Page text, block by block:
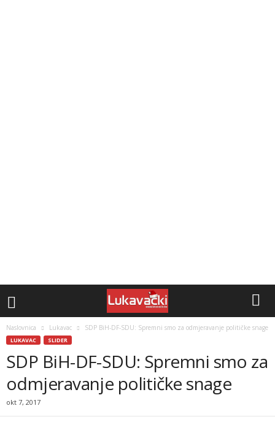
Naslovnica Lukavac SDP BiH-DF-SDU: Spremni smo za odmjeravanje političke snage
LUKAVAC SLIDER
SDP BiH-DF-SDU: Spremni smo za
odmjeravanje političke snage
okt 7, 2017